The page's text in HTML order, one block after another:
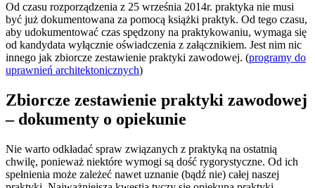
Od czasu rozporządzenia z 25 września 2014r. praktyka nie musi
być już dokumentowana za pomocą książki praktyk. Od tego czasu,
aby udokumentować czas spędzony na praktykowaniu, wymaga się
od kandydata wyłącznie oświadczenia z załącznikiem. Jest nim nic
innego jak zbiorcze zestawienie praktyki zawodowej. (programy do
uprawnień architektonicznych)
Zbiorcze zestawienie praktyki zawodowej
– dokumenty o opiekunie
Nie warto odkładać spraw związanych z praktyką na ostatnią
chwilę, ponieważ niektóre wymogi są dość rygorystyczne. Od ich
spełnienia może zależeć nawet uznanie (bądź nie) całej naszej